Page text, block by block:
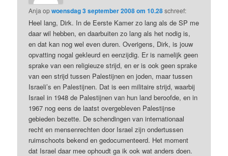
Anja opwoensdag 3 september 2008 om 10.28schreef:
Heel lang, Dirk. In de Eerste Kamer zo lang als de SP me
daar wil hebben, en daarbuiten zo lang als het nodig is,
en dat kan nog wel even duren. Overigens, Dirk, is jouw
opvatting nogal gekleurd en eenzijdig. Er is namelijk geen
sprake van een religieuze strijd, en er is ook geen sprake
van een strijd tussen Palestijnen en joden, maar tussen
Israeli’s en Palestijnen. Dat is een militaire strijd, waarbij
Israel in 1948 de Palestijnen van hun land beroofde, en in
1967 nog eens de laatst overgebleven Palestijnse
gebieden bezette. De schendingen van internationaal
recht en mensenrechten door Israel zijn ondertussen
ruimschoots bekend en gedocumenteerd. Het moment
dat Israel daar mee ophoudt ga ik ook wat anders doen.